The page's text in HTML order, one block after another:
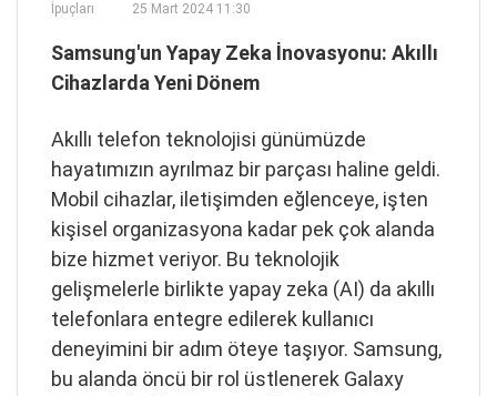
İpuçları 25 Mart 2024 11:30
Samsung'un Yapay Zeka İnovasyonu: Akıllı
Cihazlarda Yeni Dönem
Akıllı telefon teknolojisi günümüzde
hayatımızın ayrılmaz bir parçası haline geldi.
Mobil cihazlar, iletişimden eğlenceye, işten
kişisel organizasyona kadar pek çok alanda
bize hizmet veriyor. Bu teknolojik
gelişmelerle birlikte yapay zeka (AI) da akıllı
telefonlara entegre edilerek kullanıcı
deneyimini bir adım öteye taşıyor. Samsung,
bu alanda öncü bir rol üstlenerek Galaxy